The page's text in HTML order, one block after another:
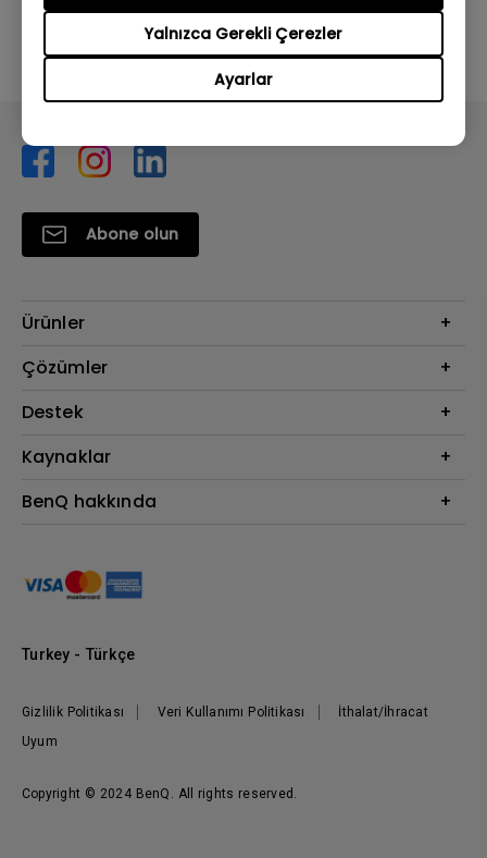
Ayarlar
Yalnızca Gerekli Çerezler
Abone olun
Ürünler
Projektör
Çözümler
BenQ AQCOLOR Elçisi
AQColor
Espor
Destek
İndirme & SSS
Kaynaklar
Projektör Atım Mesafesi Hesaplayıcı
BenQ hakkında
Grup
Marka
Haberler
Copyright © 2024 BenQ. All rights reserved.
Gizlilik Politikası Veri Kullanımı Politikası
İthalat/İhracat
Uyum
Turkey - Türkçe